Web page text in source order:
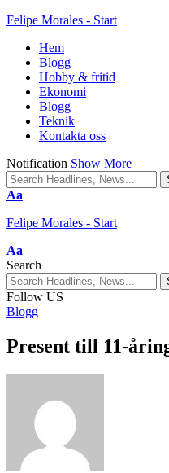
Felipe Morales - Start
Hem
Blogg
Hobby & fritid
Ekonomi
Blogg
Teknik
Kontakta oss
Notification Show More
Aa
Felipe Morales - Start
Aa
Search
Follow US
Blogg
Present till 11-